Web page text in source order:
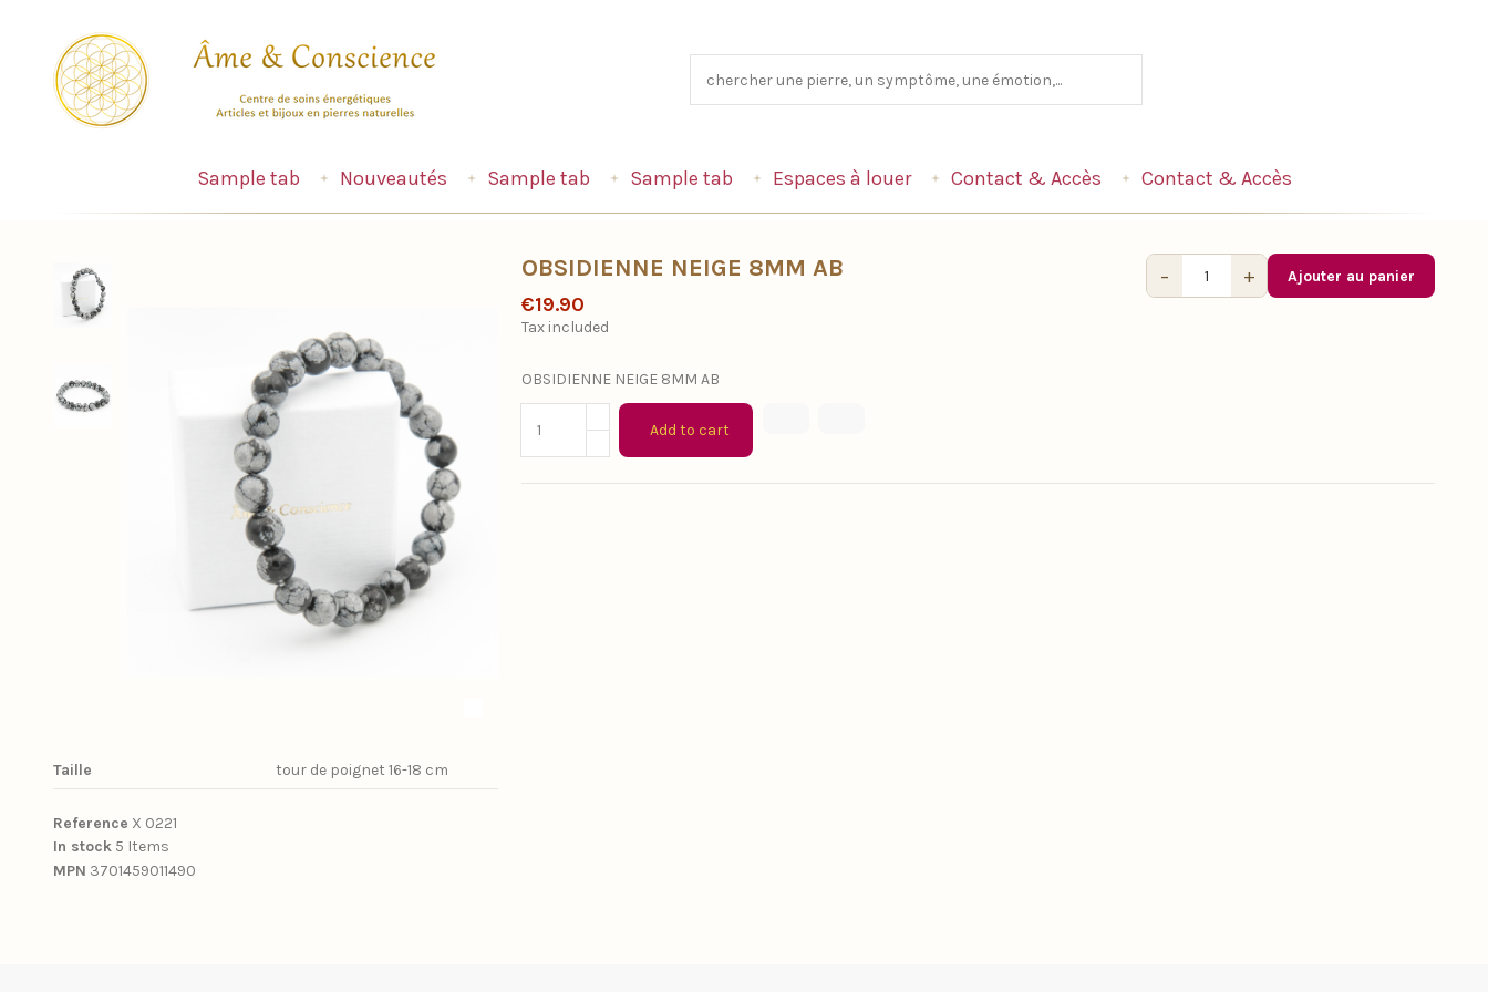
Sample tab Nouveautés Sample tab Sample tab Espaces à louer Contact & Accès Contact & Accès
Taille tour de poignet 16-18 cm
Reference X 0221
In stock 5 Items
MPN 3701459011490
OBSIDIENNE NEIGE 8MM AB
€19.90
Tax included
− + Ajouter au panier
OBSIDIENNE NEIGE 8MM AB
Add to cart